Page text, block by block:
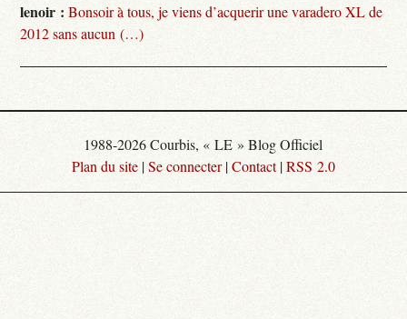
lenoir : Bonsoir à tous, je viens d’acquerir une varadero XL de
2012 sans aucun (…)
1988-2026 Courbis, « LE » Blog Officiel
Plan du site |Se connecter|Contact|RSS 2.0